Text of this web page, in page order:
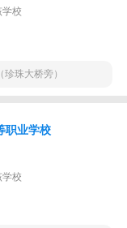
学校
珠大桥旁）
职业学校
学校